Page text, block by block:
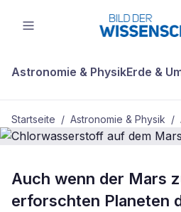
Astronomie & PhysikErde &
Startseite / Astronomie & Physik /
Chlorwasserstoff auf
Auch wenn der Mars
erforschten Planeten